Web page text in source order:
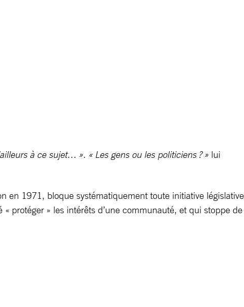
à ce sujet… ». « Les gens ou les politiciens ? » lui
en 1971, bloque systématiquement toute initiative législative
protéger » les intérêts d’une communauté, et qui stoppe de